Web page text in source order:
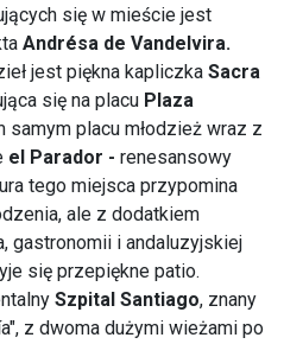
się w mieście jest
Andrésa de Vandelvira.
jest piękna kapliczka Sacra
się na placu Plaza
samym placu młodzież wraz z
el Parador - renesansowy
tego miejsca przypomina
ale z dodatkiem
gastronomii i andaluzyjskiej
się przepiękne patio.
Szpital Santiago, znany
z dwoma dużymi wieżami po